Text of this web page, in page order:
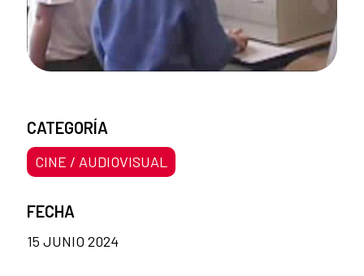
CATEGORÍA
CINE / AUDIOVISUAL
FECHA
15 JUNIO 2024